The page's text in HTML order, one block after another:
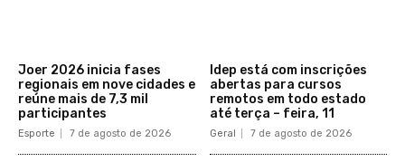
Joer 2026 inicia fases
regionais em nove cidades e
reúne mais de 7,3 mil
participantes
Esporte 7 de agosto de 2026
Idep está com inscrições
abertas para cursos
remotos em todo estado
até terça – feira, 11
Geral 7 de agosto de 2026